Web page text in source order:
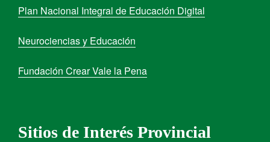
Plan Nacional Integral de Educación Digital
Neurociencias y Educación
Fundación Crear Vale la Pena
Sitios de Interés Provincial